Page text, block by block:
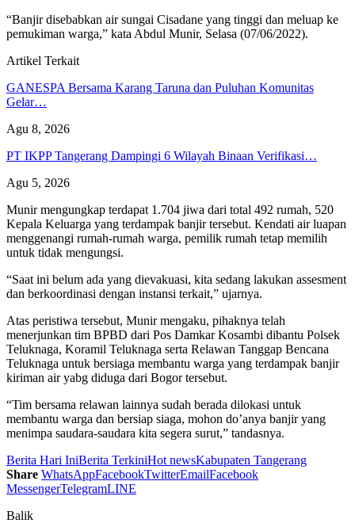
“Banjir disebabkan air sungai Cisadane yang tinggi dan meluap ke
pemukiman warga,” kata Abdul Munir, Selasa (07/06/2022).
Artikel Terkait
GANESPA Bersama Karang Taruna dan Puluhan Komunitas
Gelar…
Agu 8, 2026
PT IKPP Tangerang Dampingi 6 Wilayah Binaan Verifikasi…
Agu 5, 2026
Munir mengungkap terdapat 1.704 jiwa dari total 492 rumah, 520
Kepala Keluarga yang terdampak banjir tersebut. Kendati air luapan
menggenangi rumah-rumah warga, pemilik rumah tetap memilih
untuk tidak mengungsi.
“Saat ini belum ada yang dievakuasi, kita sedang lakukan assesment
dan berkoordinasi dengan instansi terkait,” ujarnya.
Atas peristiwa tersebut, Munir mengaku, pihaknya telah
menerjunkan tim BPBD dari Pos Damkar Kosambi dibantu Polsek
Teluknaga, Koramil Teluknaga serta Relawan Tanggap Bencana
Teluknaga untuk bersiaga membantu warga yang terdampak banjir
kiriman air yabg diduga dari Bogor tersebut.
“Tim bersama relawan lainnya sudah berada dilokasi untuk
membantu warga dan bersiap siaga, mohon do’anya banjir yang
menimpa saudara-saudara kita segera surut,” tandasnya.
Berita Hari IniBerita TerkiniHot newsKabupaten Tangerang
Share WhatsAppFacebookTwitterEmailFacebook
MessengerTelegramLINE
Balik